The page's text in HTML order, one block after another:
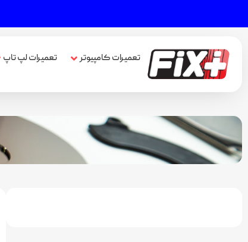
تعمیرات کامپیوتر تعمیرات لپ تاپ